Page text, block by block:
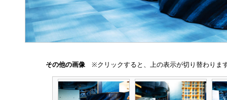
その他の画像 ※クリックすると、上の表示が切り替わりま